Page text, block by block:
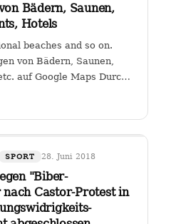
Bädern, Saunen,
Hotels
beaches and so on.
von Bädern, Saunen,
auf Google Maps Durch
SPORT 28. Juni 2018
"Biber-
Castor-Protest in